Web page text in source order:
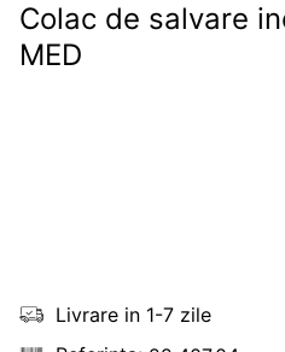
7
biminitop
Colac de salvare
MED
Livrare in 1-7 zile